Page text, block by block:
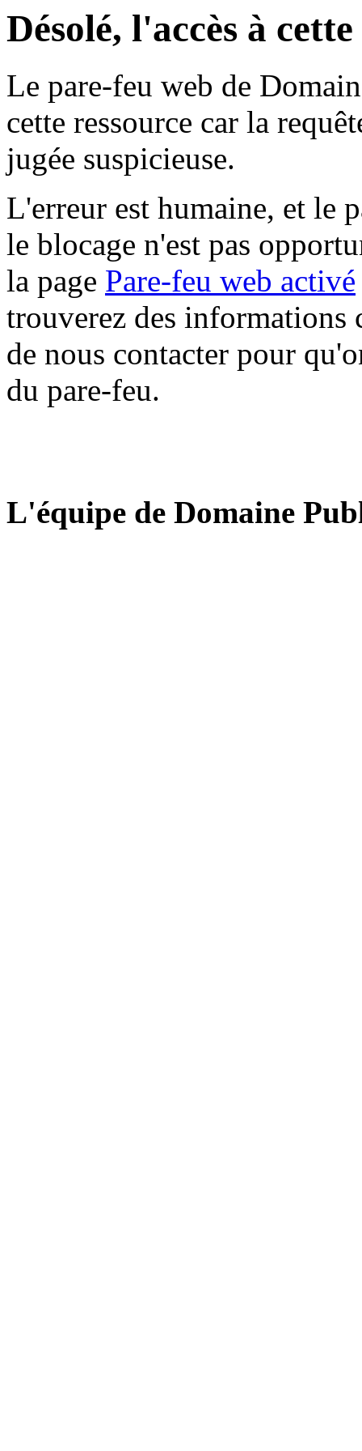
Désolé, l'accès à
Le pare-feu web de
cette ressource car la
jugée suspicieuse.
L'erreur est humaine, et le
le blocage n'est pas
la page Pare-feu web activé
trouverez des informations
de nous contacter pour
du pare-feu.
L'équipe de Domaine